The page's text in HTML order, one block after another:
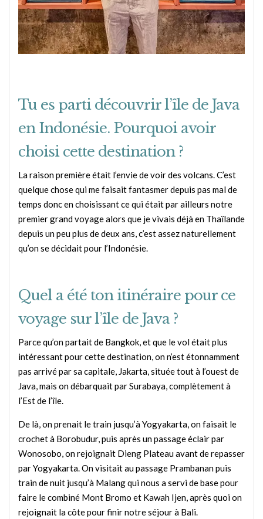
Tu es parti découvrir l’île de Java
en Indonésie. Pourquoi avoir
choisi cette destination ?
La raison première était l’envie de voir des volcans. C’est
quelque chose qui me faisait fantasmer depuis pas mal de
temps donc en choisissant ce qui était par ailleurs notre
premier grand voyage alors que je vivais déjà en Thaïlande
depuis un peu plus de deux ans, c’est assez naturellement
qu’on se décidait pour l’Indonésie.
Quel a été ton itinéraire pour ce
voyage sur l’île de Java ?
Parce qu’on partait de Bangkok, et que le vol était plus
intéressant pour cette destination, on n’est étonnamment
pas arrivé par sa capitale, Jakarta, située tout à l’ouest de
Java, mais on débarquait par Surabaya, complètement à
l’Est de l’île.
De là, on prenait le train jusqu’à Yogyakarta, on faisait le
crochet à Borobudur, puis après un passage éclair par
Wonosobo, on rejoignait Dieng Plateau avant de repasser
par Yogyakarta. On visitait au passage Prambanan puis
train de nuit jusqu’à Malang qui nous a servi de base pour
faire le combiné Mont Bromo et Kawah Ijen, après quoi on
rejoignait la côte pour finir notre séjour à Bali.